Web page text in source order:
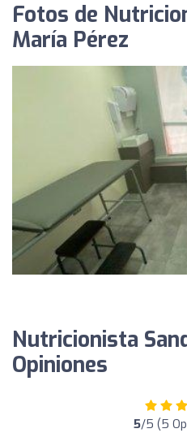
Fotos de
María Pérez
Nutricionista
Opiniones
5/5 (5